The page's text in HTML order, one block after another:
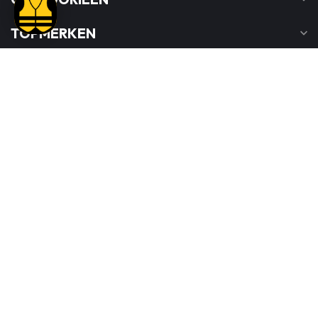
TOPMERKEN